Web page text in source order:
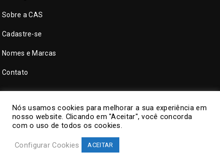
Sobre a CAS
Cadastre-se
Nomes e Marcas
Contato
CAS Tecnologia. Todos direitos reservados.
Nós usamos cookies para melhorar a sua experiência em
nosso website. Clicando em "Aceitar", você concorda
com o uso de todos os cookies.
Configurar Cookies ACEITAR